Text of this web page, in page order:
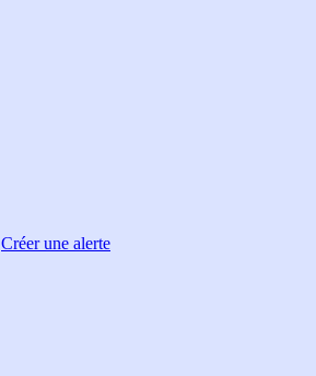
Créer une alerte